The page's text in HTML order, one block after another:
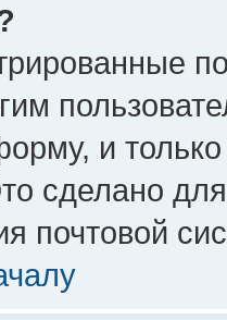
и
сделано
почтовой